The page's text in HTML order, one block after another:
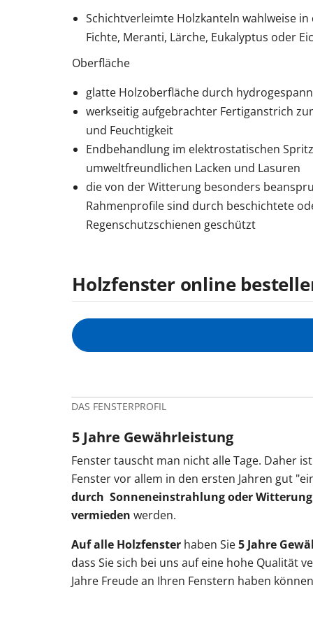
Schichtverleimte Holzkanteln wahlweise
Fichte, Meranti, Lärche, Eukalyptus oder
Oberfläche
glatte Holzoberfläche durch
werkseitig aufgebrachter Fertiganstrich
und Feuchtigkeit
Endbehandlung im elektrostatischen
umweltfreundlichen Lacken und Lasuren
die von der Witterung besonders
Rahmenprofile sind durch beschichtete
Regenschutzschienen geschützt
Holzfenster online
DAS FENSTERPROFIL
5 Jahre Gewährleistung
Fenster tauscht man nicht alle Tage. Daher
Fenster vor allem in den ersten Jahren gut
durch Sonneneinstrahlung oder Witterung
vermieden werden.
Auf alle Holzfenster haben Sie5 Jahre
dass Sie sich bei uns auf eine hohe Qualität
Jahre Freude an Ihren Fenstern haben